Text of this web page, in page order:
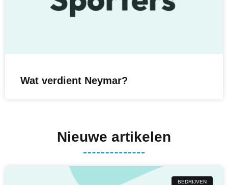
Wat verdient Neymar?
Nieuwe artikelen
BEDRIJVEN